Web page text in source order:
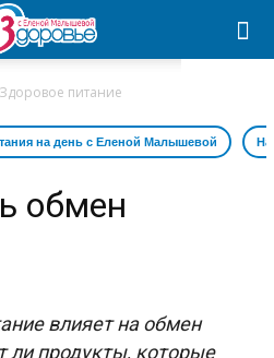
Здоровое питание
на день с Еленой Малышевой
обмен
влияет на обмен
ли продукты, которые